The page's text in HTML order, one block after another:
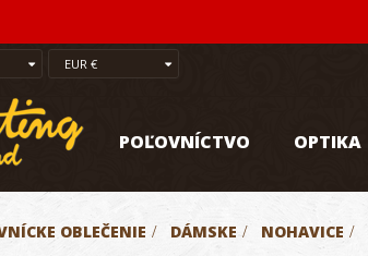
EUR €
POĽOVNÍCTVO OPTIKA
OBLEČENIE > DÁMSKE > NOHAVICE >